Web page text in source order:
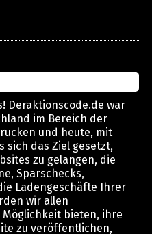
Deraktionscode.de war
im Bereich der
und heute, mit
sich das Ziel gesetzt,
zu gelangen, die
Sparschecks,
Ladengeschäfte Ihrer
wir allen
bieten, ihre
zu veröffentlichen,